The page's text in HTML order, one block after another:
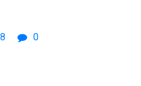
0